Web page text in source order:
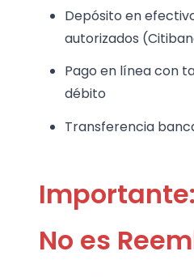
Depósito en
autorizados
Pago en línea con
débito
Transferencia
No es